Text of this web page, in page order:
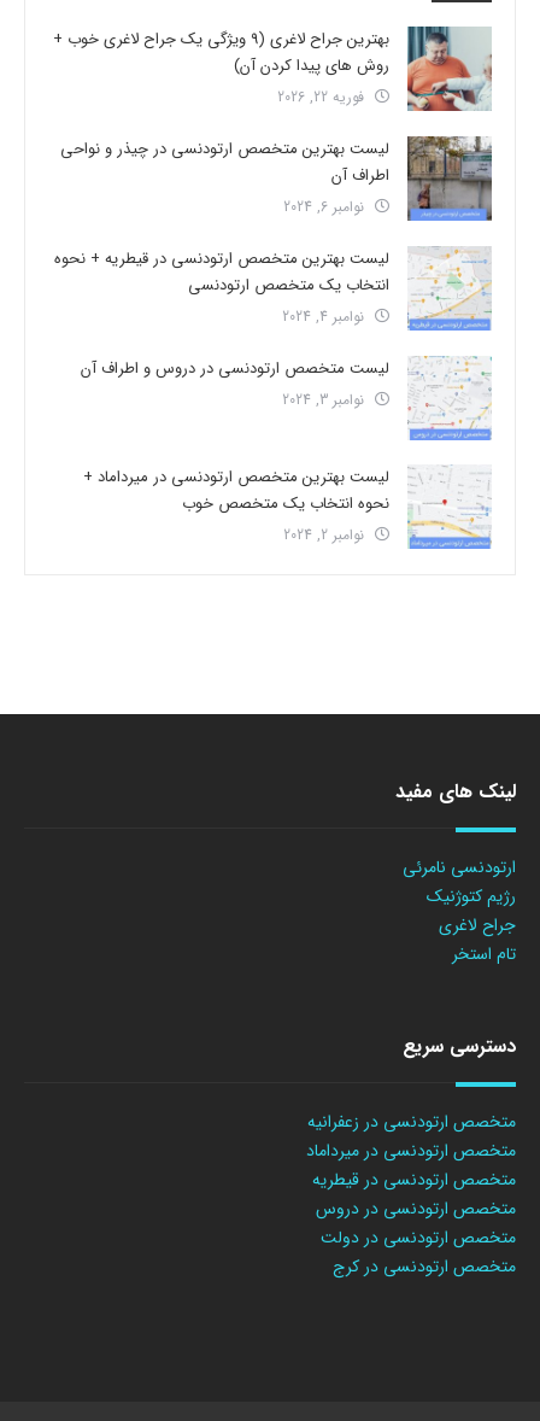
بهترین جراح لاغری (9 ویژگی یک جراح لاغری خوب +
روش های پیدا کردن آن)
فوریه 22, 2026
لیست بهترین متخصص ارتودنسی در چیذر و نواحی
اطراف آن
نوامبر 6, 2024
لیست بهترین متخصص ارتودنسی در قیطریه + نحوه
انتخاب یک متخصص ارتودنسی
نوامبر 4, 2024
لیست متخصص ارتودنسی در دروس و اطراف آن
نوامبر 3, 2024
لیست بهترین متخصص ارتودنسی در میرداماد +
نحوه انتخاب یک متخصص خوب
نوامبر 2, 2024
لینک های مفید
ارتودنسی نامرئی
رژیم کتوژنیک
جراح لاغری
تام استخر
دسترسی سریع
متخصص ارتودنسی در زعفرانیه
متخصص ارتودنسی در میرداماد
متخصص ارتودنسی در قیطریه
متخصص ارتودنسی در دروس
متخصص ارتودنسی در دولت
متخصص ارتودنسی در کرج